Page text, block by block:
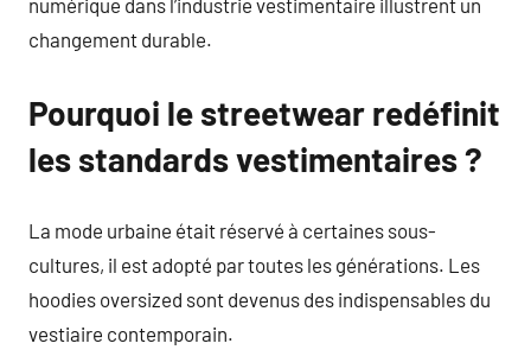
numérique dans l’industrie vestimentaire illustrent un
changement durable.
Pourquoi le streetwear redéfinit
les standards vestimentaires ?
La mode urbaine était réservé à certaines sous-
cultures, il est adopté par toutes les générations. Les
hoodies oversized sont devenus des indispensables du
vestiaire contemporain.